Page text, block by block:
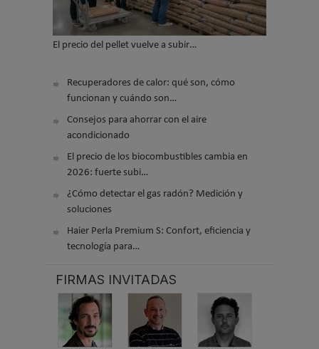
El precio del pellet vuelve a subir…
Recuperadores de calor: qué son, cómo
funcionan y cuándo son…
Consejos para ahorrar con el aire
acondicionado
El precio de los biocombustibles cambia en
2026: fuerte subi…
¿Cómo detectar el gas radón? Medición y
soluciones
Haier Perla Premium S: Confort, eficiencia y
tecnología para…
FIRMAS INVITADAS